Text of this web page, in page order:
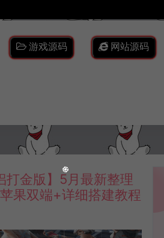
游戏源码 网站源码
打金版】5月最新整理
果双端+详细搭建教程